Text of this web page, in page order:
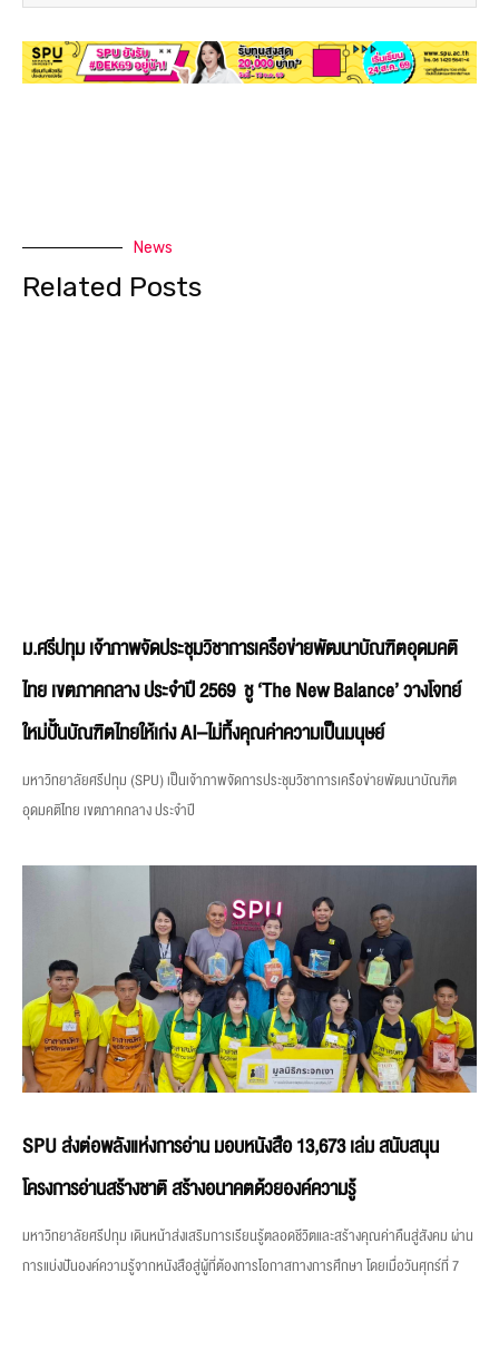
News
Related Posts
ม.ศรีปทุม เจ้าภาพจัดประชุมวิชาการเครือข่ายพัฒนาบัณฑิตอุดมคติ
ไทย เขตภาคกลาง ประจำปี 2569 ชู ‘The New Balance’ วางโจทย์
ใหม่ปั้นบัณฑิตไทยให้เก่ง AI–ไม่ทิ้งคุณค่าความเป็นมนุษย์
มหาวิทยาลัยศรีปทุม (SPU) เป็นเจ้าภาพจัดการประชุมวิชาการเครือข่ายพัฒนาบัณฑิต
อุดมคติไทย เขตภาคกลาง ประจำปี
SPU ส่งต่อพลังแห่งการอ่าน มอบหนังสือ 13,673 เล่ม สนับสนุน
โครงการอ่านสร้างชาติ สร้างอนาคตด้วยองค์ความรู้
มหาวิทยาลัยศรีปทุม เดินหน้าส่งเสริมการเรียนรู้ตลอดชีวิตและสร้างคุณค่าคืนสู่สังคม ผ่าน
การแบ่งปันองค์ความรู้จากหนังสือสู่ผู้ที่ต้องการโอกาสทางการศึกษา โดยเมื่อวันศุกร์ที่ 7